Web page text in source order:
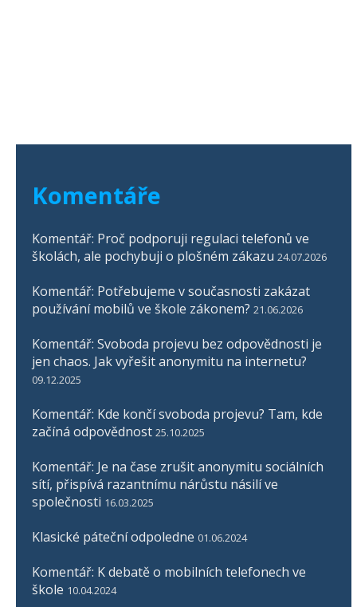
Komentáře
Komentář: Proč podporuji regulaci telefonů ve
školách, ale pochybuji o plošném zákazu 24.07.2026
Komentář: Potřebujeme v současnosti zakázat
používání mobilů ve škole zákonem? 21.06.2026
Komentář: Svoboda projevu bez odpovědnosti je
jen chaos. Jak vyřešit anonymitu na internetu?
09.12.2025
Komentář: Kde končí svoboda projevu? Tam, kde
začíná odpovědnost 25.10.2025
Komentář: Je na čase zrušit anonymitu sociálních
sítí, přispívá razantnímu nárůstu násilí ve
společnosti 16.03.2025
Klasické páteční odpoledne 01.06.2024
Komentář: K debatě o mobilních telefonech ve
škole 10.04.2024